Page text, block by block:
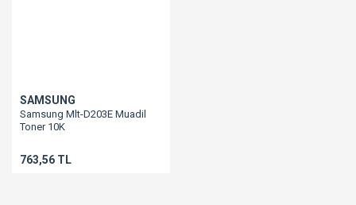
SAMSUNG
Samsung Mlt-D203E Muadil
Toner 10K
763,56 TL